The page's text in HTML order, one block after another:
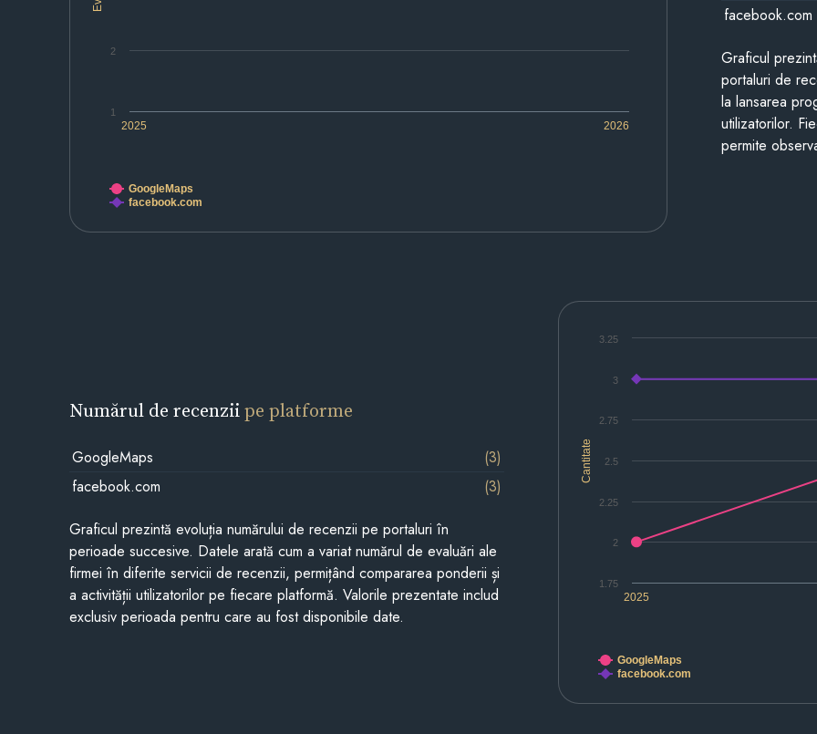
2025 2026
1
2
GoogleMaps
facebook.com
facebook.com
Graficul
portaluri de
la lansarea
utilizatorilor.
permite
Cantitate
2025
1.75
2
2.25
2.5
2.75
3
3.25
GoogleMaps
facebook.com
Numărul de recenziipe platforme
GoogleMaps
(3)
facebook.com
(3)
Graficul prezintă evoluția numărului de recenzii pe portaluri în
perioade succesive. Datele arată cum a variat numărul de evaluări ale
firmei în diferite servicii de recenzii, permițând compararea ponderii și
a activității utilizatorilor pe fiecare platformă. Valorile prezentate includ
exclusiv perioada pentru care au fost disponibile date.